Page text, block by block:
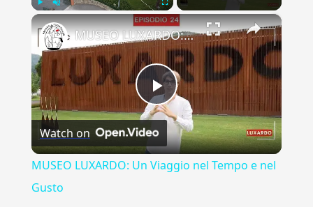
Fullscreen ×
Play
Video
MUSEO LUXARDO: Un Viaggio nel Tempo e nel Gusto
Watch on
MUSEO LUXARDO: Un Viaggio nel Tempo e nel
Gusto